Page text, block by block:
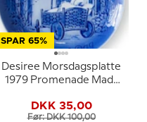
SPAR 65%
Desiree Morsdagsplatte
1979 Promenade Mads
DKK 35,00
Før: DKK 100,00